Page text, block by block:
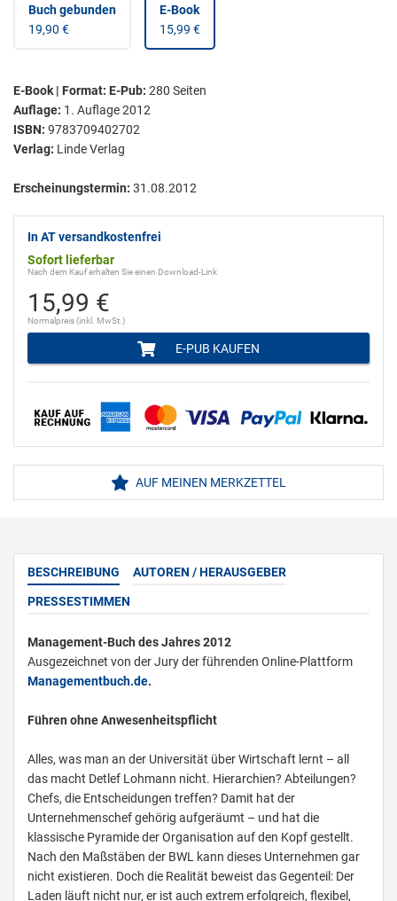
Buch gebunden
19,90 €
E-Book
15,99 €
E-Book | Format: E-Pub: 280 Seiten
Auflage: 1. Auflage 2012
ISBN: 9783709402702
Verlag: Linde Verlag
Erscheinungstermin: 31.08.2012
In AT versandkostenfrei
Sofort lieferbar
Nach dem Kauf erhalten Sie einen Download-Link
15,99 €
Normalpreis (inkl. MwSt.)
E-PUB KAUFEN
AUF MEINEN MERKZETTEL
BESCHREIBUNG AUTOREN / HERAUSGEBER
PRESSESTIMMEN
Management-Buch des Jahres 2012
Ausgezeichnet von der Jury der führenden Online-Plattform
Managementbuch.de.
Führen ohne Anwesenheitspflicht
Alles, was man an der Universität über Wirtschaft lernt – all
das macht Detlef Lohmann nicht. Hierarchien? Abteilungen?
Chefs, die Entscheidungen treffen? Damit hat der
Unternehmenschef gehörig aufgeräumt – und hat die
klassische Pyramide der Organisation auf den Kopf gestellt.
Nach den Maßstäben der BWL kann dieses Unternehmen gar
nicht existieren. Doch die Realität beweist das Gegenteil: Der
Laden läuft nicht nur, er ist auch extrem erfolgreich, flexibel,